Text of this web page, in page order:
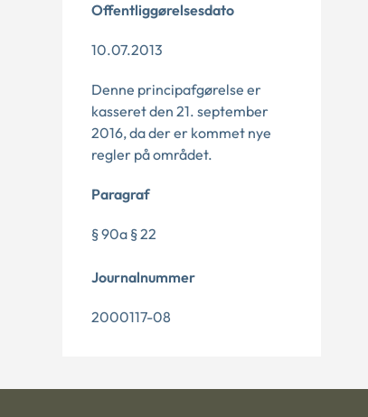
Offentliggørelsesdato
10.07.2013
Denne principafgørelse er
kasseret den 21. september
2016, da der er kommet nye
regler på området.
Paragraf
§ 90a § 22
Journalnummer
2000117-08